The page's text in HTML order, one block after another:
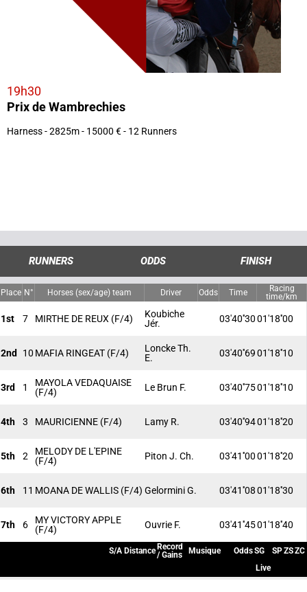
19h30
Prix de Wambrechies
Harness - 2825m - 15000 € - 12 Runners
RUNNERS ODDS FINISH
Place N° Horses (sex/age) team Driver Odds Time
Racing
time/km
1st 7 MIRTHE DE REUX (F/4)
Koubiche
Jér.
03'40''3001'18''00
2nd 10 MAFIA RINGEAT (F/4)
Loncke Th.
E.
03'40''6901'18''10
3rd 1
MAYOLA VEDAQUAISE
(F/4)
Le Brun F. 03'40''7501'18''10
4th 3 MAURICIENNE (F/4) Lamy R. 03'40''9401'18''20
5th 2
MELODY DE L'EPINE
(F/4)
Piton J. Ch. 03'41''0001'18''20
6th 11 MOANA DE WALLIS (F/4) Gelormini G. 03'41''0801'18''30
7th 6
MY VICTORY APPLE
(F/4)
Ouvrie F. 03'41''4501'18''40
S/A Distance Record
/ Gains
Musique OddsSG SPZSZC
Live